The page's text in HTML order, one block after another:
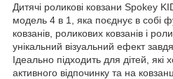
Дитячі роликові ковзани Spokey
модель 4 в 1, яка поєднує в собі
ковзанів, роликових ковзанів і
унікальний візуальний ефект
Ідеально підходить для дітей, які
активного відпочинку та на